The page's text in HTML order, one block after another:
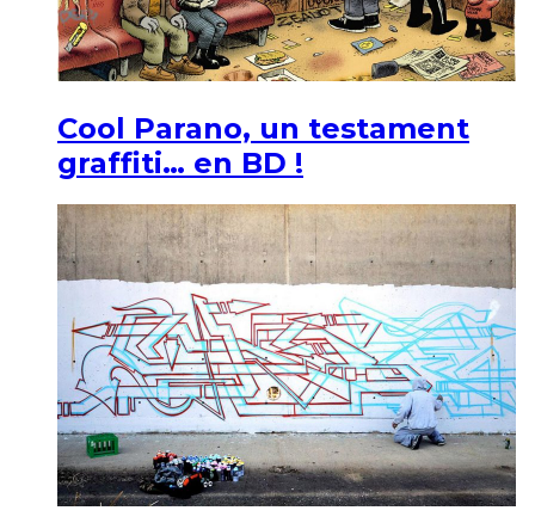
Cool Parano, un testament
graffiti… en BD !